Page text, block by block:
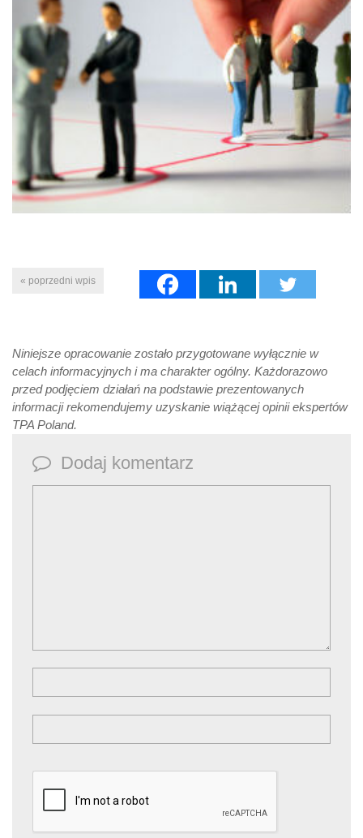
« poprzedni wpis
Niniejsze opracowanie zostało przygotowane wyłącznie w
celach informacyjnych i ma charakter ogólny. Każdorazowo
przed podjęciem działań na podstawie prezentowanych
informacji rekomendujemy uzyskanie wiążącej opinii ekspertów
TPA Poland.
Dodaj komentarz